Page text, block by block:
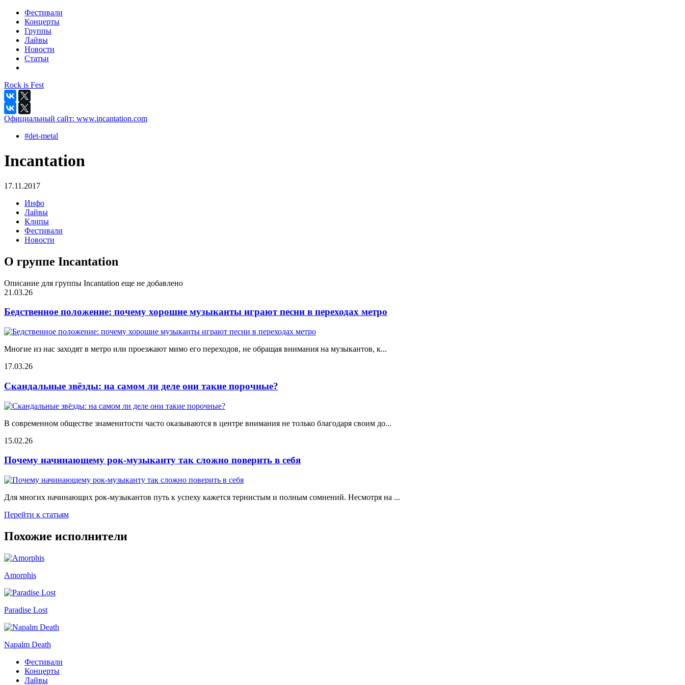
Фестивали
Концерты
Группы
Лайвы
Новости
Статьи
Rock is Fest
Официальный сайт: www.incantation.com
#det-metal
Incantation
17.11.2017
Инфо
Лайвы
Клипы
Фестивали
Новости
О группе Incantation
Описание для группы Incantation еще не добавлено
21.03.26
Бедственное положение: почему хорошие музыканты играют песни в переходах метро
Многие из нас заходят в метро или проезжают мимо его переходов, не обращая внимания на музыкантов, к...
17.03.26
Скандальные звёзды: на самом ли деле они такие порочные?
В современном обществе знаменитости часто оказываются в центре внимания не только благодаря своим до...
15.02.26
Почему начинающему рок-музыканту так сложно поверить в себя
Для многих начинающих рок-музыкантов путь к успеху кажется тернистым и полным сомнений. Несмотря на ...
Перейти к статьям
Похожие исполнители
Amorphis
Paradise Lost
Napalm Death
Фестивали
Концерты
Лайвы